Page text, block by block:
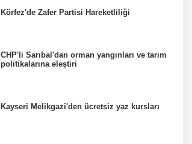
Körfez'de Zafer Partisi Hareketliliği
CHP'li Sarıbal'dan orman yangınları ve tarım
politikalarına eleştiri
Kayseri Melikgazi'den ücretsiz yaz kursları